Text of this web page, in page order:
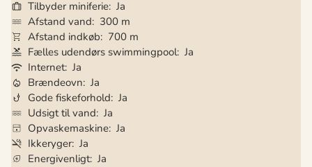
Tilbyder miniferie Ja
Afstand vand
300 m
Afstand indkøb
700 m
Fælles udendørs swimmingpool Ja
Internet Ja
Brændeovn Ja
Gode fiskeforhold Ja
Udsigt til vand Ja
Opvaskemaskine Ja
Ikkeryger Ja
Energivenligt Ja